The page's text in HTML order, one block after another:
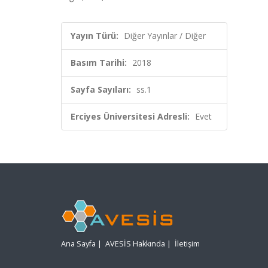
Yayın Türü: Diğer Yayınlar / Diğer
Basım Tarihi: 2018
Sayfa Sayıları: ss.1
Erciyes Üniversitesi Adresli: Evet
Ana Sayfa | AVESİS Hakkında | İletişim